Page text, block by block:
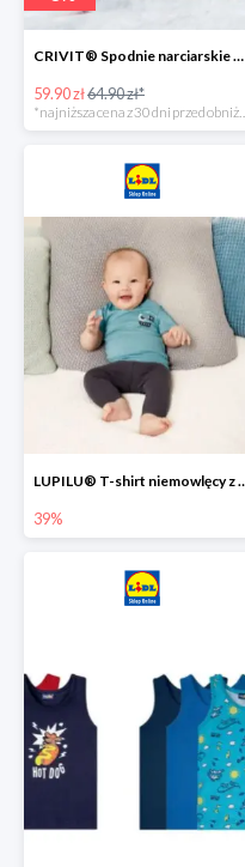
CRIVIT® Spodnie narciarskie dziewczęce
59.90 zł64.90 zł*
*najniższa
LUPILU® T-shirt
39%